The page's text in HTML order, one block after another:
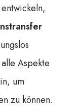
Aspekte
um
zu können.